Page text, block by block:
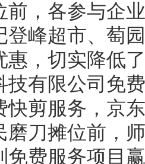
前，各参与企
登峰超市、萄
惠，切实降低
技有限公司免
快剪服务，京
磨刀摊位前，
免费服务项目